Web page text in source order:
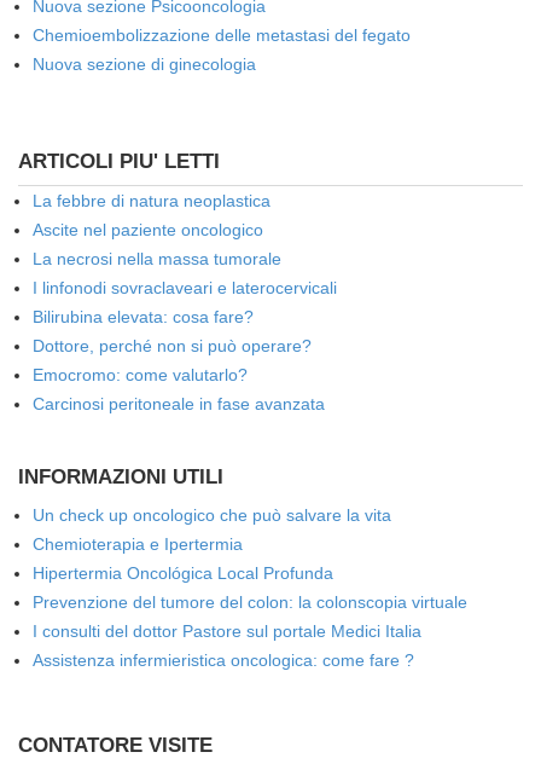
Nuova sezione Psicooncologia
Chemioembolizzazione delle metastasi del fegato
Nuova sezione di ginecologia
ARTICOLI PIU' LETTI
La febbre di natura neoplastica
Ascite nel paziente oncologico
La necrosi nella massa tumorale
I linfonodi sovraclaveari e laterocervicali
Bilirubina elevata: cosa fare?
Dottore, perché non si può operare?
Emocromo: come valutarlo?
Carcinosi peritoneale in fase avanzata
INFORMAZIONI UTILI
Un check up oncologico che può salvare la vita
Chemioterapia e Ipertermia
Hipertermia Oncológica Local Profunda
Prevenzione del tumore del colon: la colonscopia virtuale
I consulti del dottor Pastore sul portale Medici Italia
Assistenza infermieristica oncologica: come fare ?
CONTATORE VISITE